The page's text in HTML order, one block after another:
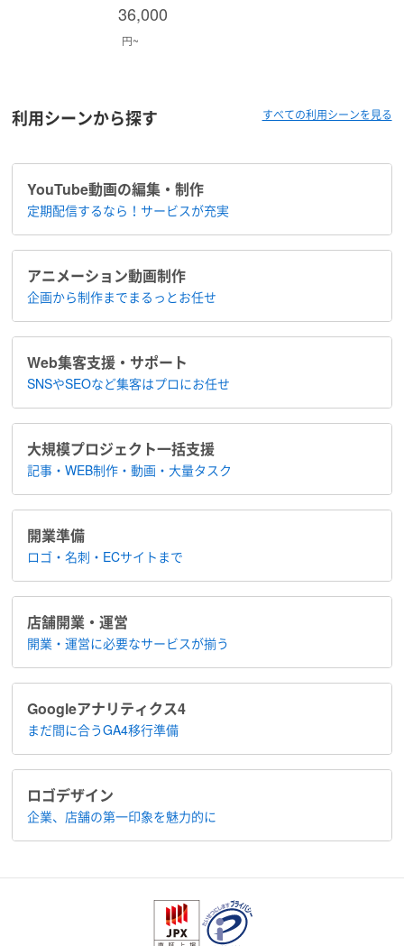
36,000
円~
利用シーンから探す すべての利用シーンを見る
YouTube動画の編集・制作
定期配信するなら！​サービスが充実
アニメーション​動画制作
企画から制作まで​まるっとお任せ
Web集客支援・サポート
SNSやSEOなど集客は​プロにお任せ
大規模プロジェクト​一括支援
記事・WEB制作・動画・大量タスク
開業準備
ロゴ・名刺・ECサイトまで
店舗開業・運営
開業・運営に​必要なサービスが揃う
Google​アナリティクス4
まだ間に合う​GA4移行準備
ロゴデザイン
企業、店舗の​第一印象を魅力的に